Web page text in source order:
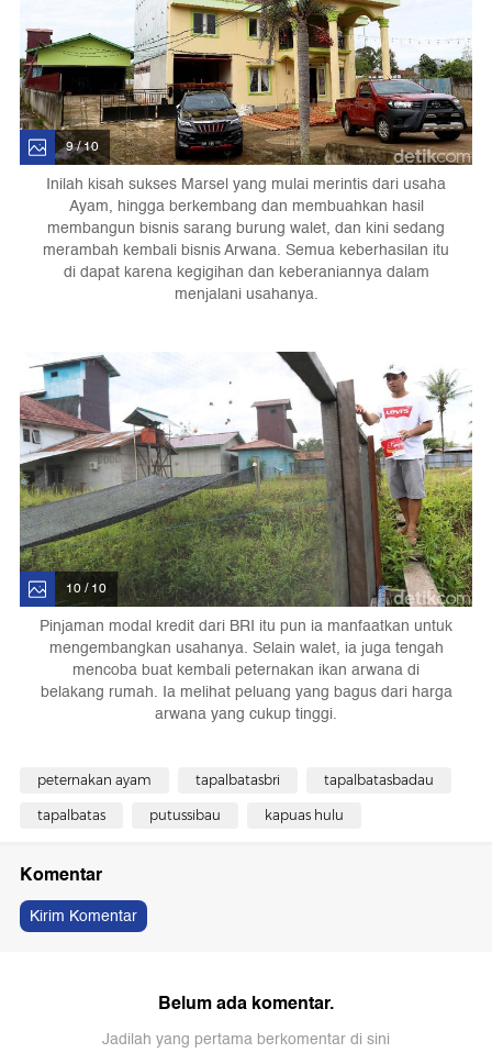
9 / 10
Inilah kisah sukses Marsel yang mulai merintis dari usaha
Ayam, hingga berkembang dan membuahkan hasil
membangun bisnis sarang burung walet, dan kini sedang
merambah kembali bisnis Arwana. Semua keberhasilan itu
di dapat karena kegigihan dan keberaniannya dalam
menjalani usahanya.
10 / 10
Pinjaman modal kredit dari BRI itu pun ia manfaatkan untuk
mengembangkan usahanya. Selain walet, ia juga tengah
mencoba buat kembali peternakan ikan arwana di
belakang rumah. Ia melihat peluang yang bagus dari harga
arwana yang cukup tinggi.
peternakan ayam tapalbatasbri tapalbatasbadau
tapalbatas putussibau kapuas hulu
Komentar
Kirim Komentar
Belum ada komentar.
Jadilah yang pertama berkomentar di sini